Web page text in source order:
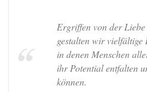
Ergriffen von der
gestalten wir vielfältige
in denen Menschen
ihr Potential entfalten
können.